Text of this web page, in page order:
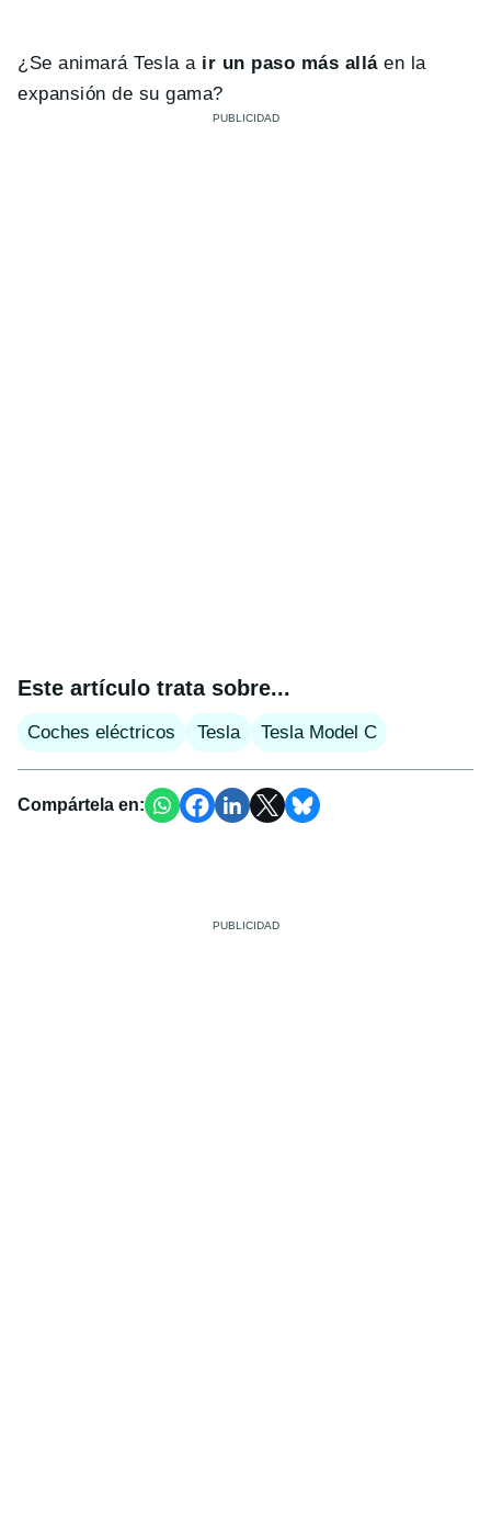
¿Se animará Tesla a ir un paso más alláen la
expansión de su gama?
Este artículo trata sobre...
Coches eléctricos Tesla Tesla Model C
Compártela en: